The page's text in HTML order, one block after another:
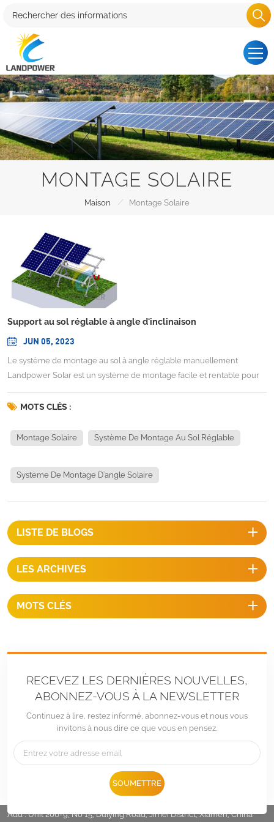
MONTAGE SOLAIRE
Maison / Montage Solaire
Support au sol réglable à angle d'inclinaison
JUN 05, 2023
Le système de montage au sol à angle réglable manuellement
Landpower Solar est un système de montage facile et rentable pour
un réglage de l'angle qui peut augmenter la puissance de sortie
jusqu'à 15 %. Il suffit juste d'une seule personne pour en prendre un
réaliser un changement d'angle d'un outil de poignée avec un couple
inférieur à 10 N.m. INFORMATIONS TECHNIQUESSite d'installation : sol
pour ajuster un tableau : 1 personneTemps d'ajustement des
MOTS CLÉS :
Montage Solaire Système De Montage Au Sol Réglable
Système De Montage D'angle Solaire
LISTE DE BLOGS
LES ARCHIVES
MOTS CLÉS
RECEVEZ LES DERNIÈRES NOUVELLES,
ABONNEZ-VOUS À LA NEWSLETTER
Continuez à lire, restez informé, abonnez-vous et nous vous
invitons à nous dire ce que vous en pensez.
SOUMETTRE
Sales@LandpowerSolar.com
Add : Unit 206-9, No 15, Duiying Road, Jimei District, Xiamen, China